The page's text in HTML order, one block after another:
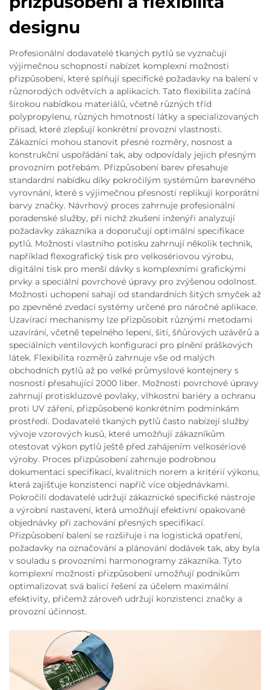
designu
Profesionální dodavatelé tkaných pytlů se vyznačují
výjimečnou schopností nabízet komplexní možnosti
přizpůsobení, které splňují specifické požadavky na balení v
různorodých odvětvích a aplikacích. Tato flexibilita začíná
širokou nabídkou materiálů, včetně různých tříd
polypropylenu, různých hmotností látky a specializovaných
přísad, které zlepšují konkrétní provozní vlastnosti.
Zákazníci mohou stanovit přesné rozměry, nosnost a
konstrukční uspořádání tak, aby odpovídaly jejich přesným
provozním potřebám. Přizpůsobení barev přesahuje
standardní nabídku díky pokročilým systémům barevného
vyrovnání, které s výjimečnou přesností replikují korporátní
barvy značky. Návrhový proces zahrnuje profesionální
poradenské služby, při nichž zkušení inženýři analyzují
požadavky zákazníka a doporučují optimální specifikace
pytlů. Možnosti vlastního potisku zahrnují několik technik,
například flexografický tisk pro velkosériovou výrobu,
digitální tisk pro menší dávky s komplexními grafickými
prvky a speciální povrchové úpravy pro zvýšenou odolnost.
Možnosti uchopení sahají od standardních šitých smyček až
po zpevněné zvedací systémy určené pro náročné aplikace.
Uzavírací mechanismy lze přizpůsobit různými metodami
uzavírání, včetně tepelného lepení, šití, šňůrových uzávěrů a
speciálních ventilových konfigurací pro plnění práškových
látek. Flexibilita rozměrů zahrnuje vše od malých
obchodních pytlů až po velké průmyslové kontejnery s
nosností přesahující 2000 liber. Možnosti povrchové úpravy
zahrnují protiskluzové povlaky, vlhkostní bariéry a ochranu
proti UV záření, přizpůsobené konkrétním podmínkám
prostředí. Dodavatelé tkaných pytlů často nabízejí služby
vývoje vzorových kusů, které umožňují zákazníkům
otestovat výkon pytlů ještě před zahájením velkosériové
výroby. Proces přizpůsobení zahrnuje podrobnou
dokumentaci specifikací, kvalitních norem a kritérií výkonu,
která zajišťuje konzistenci napříč více objednávkami.
Pokročilí dodavatelé udržují zákaznické specifické nástroje
a výrobní nastavení, která umožňují efektivní opakované
objednávky při zachování přesných specifikací.
Přizpůsobení balení se rozšiřuje i na logistická opatření,
požadavky na označování a plánování dodávek tak, aby byla
v souladu s provozními harmonogramy zákazníka. Tyto
komplexní možnosti přizpůsobení umožňují podnikům
optimalizovat svá balicí řešení za účelem maximální
efektivity, přičemž zároveň udržují konzistenci značky a
provozní účinnost.